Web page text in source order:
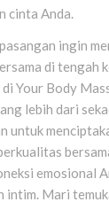
cinta Anda.
ingin
di tengah
Your Body
lebih dari
untuk
emosional
intim. Mari